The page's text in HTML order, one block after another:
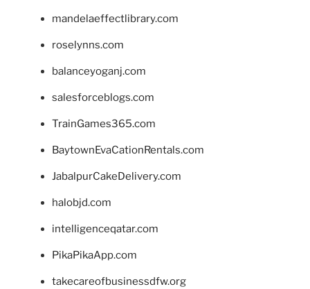
mandelaeffectlibrary.com
roselynns.com
balanceyoganj.com
salesforceblogs.com
TrainGames365.com
BaytownEvaCationRentals.com
JabalpurCakeDelivery.com
halobjd.com
intelligenceqatar.com
PikaPikaApp.com
takecareofbusinessdfw.org